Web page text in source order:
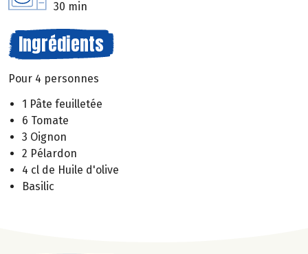
30 min
Ingrédients
Pour 4 personnes
1 Pâte feuilletée
6 Tomate
3 Oignon
2 Pélardon
4 cl de Huile d'olive
Basilic